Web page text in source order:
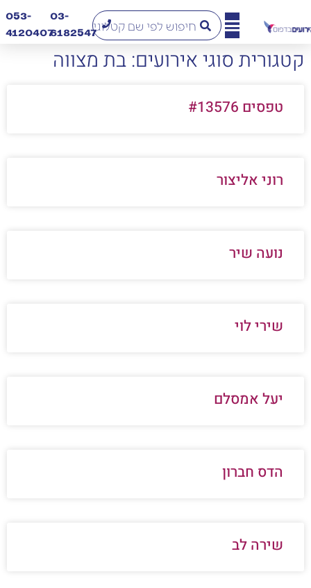
03-
6182547
053-
4120407​
קטגורית סוגי אירועים: בת מצווה
טפסים #13576
רוני אליצור
נועה שיר
שירי לוי
יעל אמסלם
הדס חברון
שירה לב